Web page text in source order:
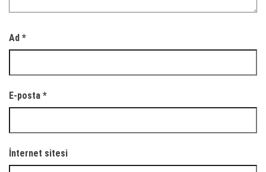
Ad *
E-posta *
İnternet sitesi